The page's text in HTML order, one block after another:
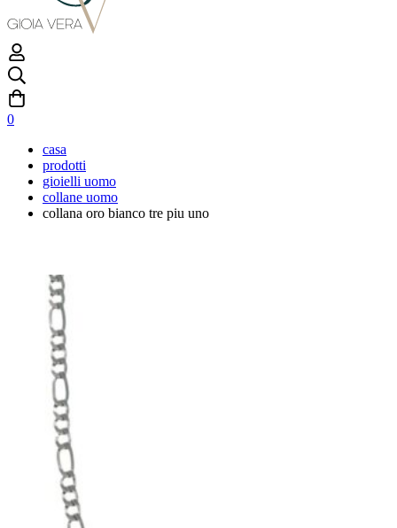
0
casa
prodotti
gioielli uomo
collane uomo
collana oro bianco tre piu uno